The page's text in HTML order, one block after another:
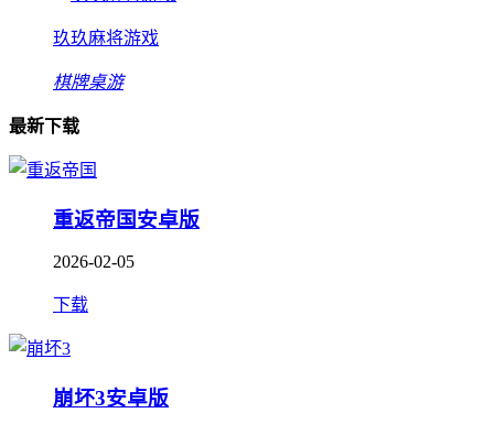
玖玖麻将游戏
棋牌桌游
最新下载
重返帝国安卓版
2026-02-05
下载
崩坏3安卓版